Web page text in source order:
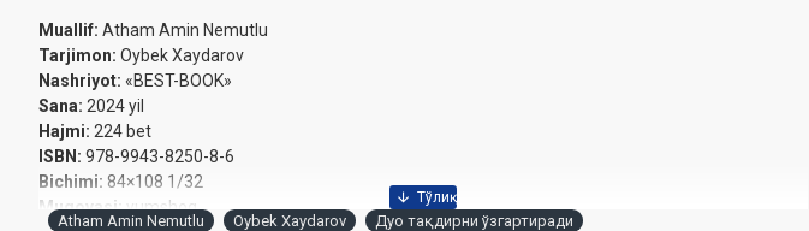
Muallif: Atham Amin Nemutlu
Tarjimon: Oybek Xaydarov
Nashriyot: «BEST-BOOK»
Sana: 2024 yil
Hajmi: 224 bet
ISBN: 978-9943-8250-8-6
Bichimi: 84×108 1/32
Muqovasi:yumshoq
Atham Amin Nemutlu Oybek Xaydarov Дуо тақдирни ўзгартиради